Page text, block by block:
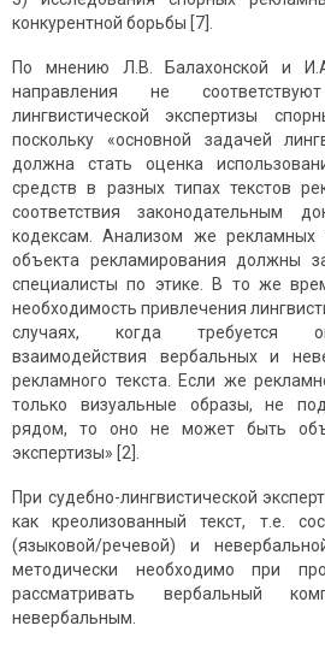
конкурентной борьбы [7].
По мнению Л.В. Балахонской и
направления не
лингвистической экспертизы
поскольку «основной задачей
должна стать оценка
средств в разных типах текстов
соответствия законодательным
кодексам. Анализом же рекламных
объекта рекламирования должны
специалисты по этике. В то же
необходимость привлечения
случаях, когда требуется
взаимодействия вербальных и
рекламного текста. Если же
только визуальные образы, не
рядом, то оно не может быть
экспертизы» [2].
При судебно-лингвистической
как креолизованный текст, т.е.
(языковой/речевой) и
методически необходимо при
рассматривать вербальный
невербальным.